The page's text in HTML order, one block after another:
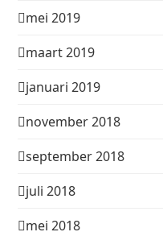
mei 2019
maart 2019
januari 2019
november 2018
september 2018
juli 2018
mei 2018